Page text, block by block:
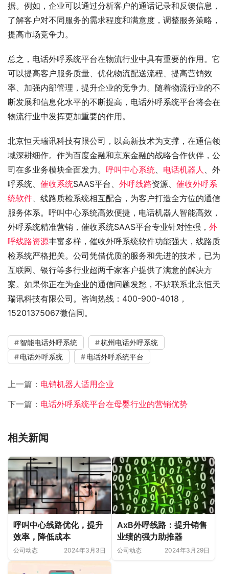
据。例如，企业可以通过分析客户的通话记录和反馈信息，
了解客户对不同服务的需求程度和满意度，调整服务策略，
提高市场竞争力。
总之，电话外呼系统平台在物流行业中具有重要的作用。它
可以提高客户服务质量、优化物流配送流程、提高营销效
率、加强内部管理，提升企业的竞争力。随着物流行业的不
断发展和信息化水平的不断提高，电话外呼系统平台将会在
物流行业中发挥更加重要的作用。
北京恒天瑞讯科技有限公司，以高新技术为支撑，在通信领
域深耕细作。作为百度金融和京东金融的战略合作伙伴，公
司在多业务模块全面发力。 呼叫中心系统、 电话机器人 、外
呼系统、 催收系统SAAS平台、 外呼线路资源、 催收外呼系
统软件、线路质检系统相互配合，为客户打造全方位的通信
服务体系。呼叫中心系统高效便捷，电话机器人智能高效，
外呼系统精准营销，催收系统SAAS平台专业针对性强， 外
呼线路资源丰富多样，催收外呼系统软件功能强大，线路质
检系统严格把关。公司凭借优质的服务和先进的技术，已为
互联网、银行等多行业超两千家客户提供了满意的解决方
案。如果你正在为企业的通信问题发愁，不妨联系北京恒天
瑞讯科技有限公司。咨询热线：400-900-4018，
15201375067微信同。
智能电话外呼系统
杭州电话外呼系统
电话外呼系统
电话外呼系统平台
上一篇： 电销机器人适用企业
下一篇： 电话外呼系统平台在母婴行业的营销优势
相关新闻
呼叫中心线路优化，提升
效率，降低成本
公司动态 2024年3月3日
AxB外呼线路：提升销售
业绩的强力助推器
公司动态 2024年3月29日